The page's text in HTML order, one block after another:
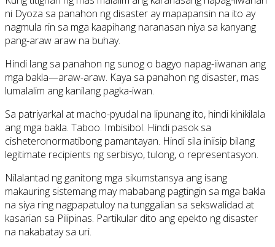
ni Dyoza sa panahon ng disaster ay mapapansin na ito ay
nagmula rin sa mga kaapihang naranasan niya sa kanyang
pang-araw araw na buhay.
Hindi lang sa panahon ng sunog o bagyo napag-iiwanan ang
mga bakla—araw-araw. Kaya sa panahon ng disaster, mas
lumalalim ang kanilang pagka-iwan.
Sa patriyarkal at macho-pyudal na lipunang ito, hindi kinikilala
ang mga bakla. Taboo. Imbisibol. Hindi pasok sa
cisheteronormatibong pamantayan. Hindi sila iniisip bilang
legitimate recipients ng serbisyo, tulong, o representasyon.
Nilalantad ng ganitong mga sikumstansya ang isang
makauring sistemang may mababang pagtingin sa mga bakla
na siya ring nagpapatuloy na tunggalian sa sekswalidad at
kasarian sa Pilipinas. Partikular dito ang epekto ng disaster
na nakabatay sa uri.